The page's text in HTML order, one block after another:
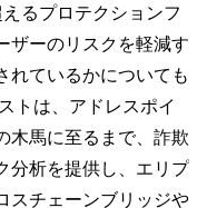
るプロテクションフ
ーのリスクを軽減す
れているかについても
トは、アドレスポイ
木馬に至るまで、詐欺
分析を提供し、エリプ
スチェーンブリッジや